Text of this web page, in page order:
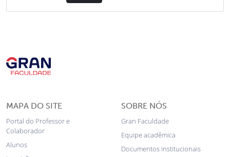
MAPA DO SITE
Portal do Professor e
Colaborador
Alunos
SOBRE NÓS
Gran Faculdade
Equipe acadêmica
Documentos institucionais